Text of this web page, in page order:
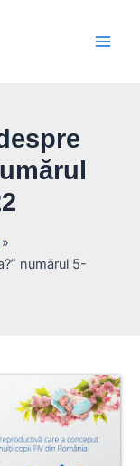
numărul 5-